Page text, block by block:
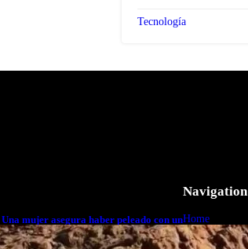
Tecnología
Una mujer asegura haber peleado con un
extraterrestre cuerpo a cuerpo
Navigation
Home
Business